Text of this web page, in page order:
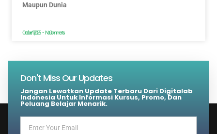
Maupun Dunia
October 17, 2025 No Comments
Don't Miss Our Updates
Jangan Lewatkan Update Terbaru Dari Digitalab
Indonesia Untuk Informasi Kursus, Promo, Dan
Peluang Belajar Menarik.